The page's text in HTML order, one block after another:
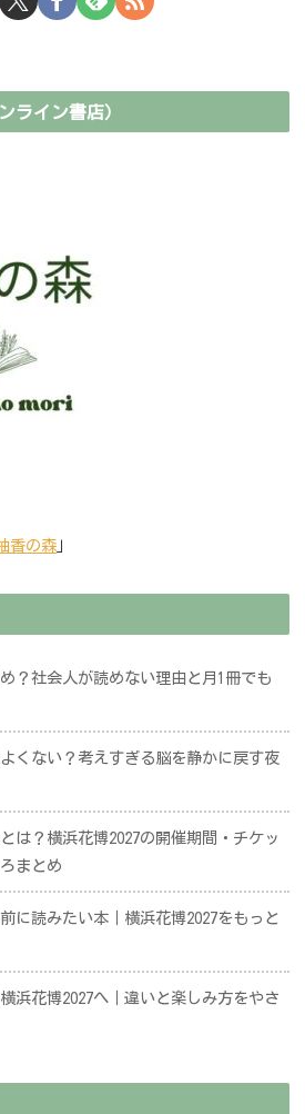
ライン書店）
香の森 」
？社会人が読めない理由と月1冊でも
くない？考えすぎる脳を静かに戻す夜
は？横浜花博2027の開催期間・チケッ
まとめ
に読みたい本｜横浜花博2027をもっと
浜花博2027へ｜違いと楽しみ方をやさ